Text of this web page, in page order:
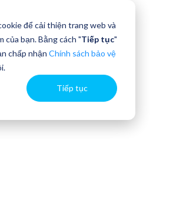
để cải thiện trang web và
của bạn. Bằng cách "Tiếp tục"
chấp nhận Chính sách bảo vệ
Tiếp tục